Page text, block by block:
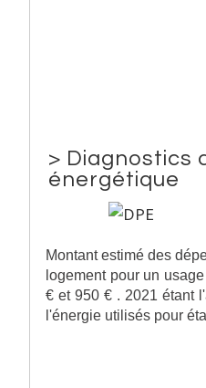
> Diagnostics
énergétique
Montant estimé des
logement pour un
€ et 950 € . 2021 étant
l'énergie utilisés pour